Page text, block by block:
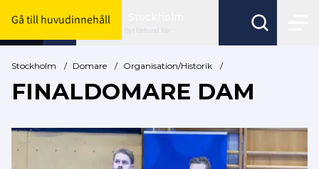
Gå till huvudinnehåll
Byt förbund här
Stockholm / Domare / Organisation/Historik /
FINALDOMARE DAM